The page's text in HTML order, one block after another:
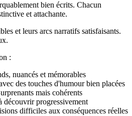
bien écrits. Chacun
et attachante.
et leurs arcs narratifs satisfaisants.
:
nuancés et mémorables
des touches d'humour bien placées
mais cohérents
découvrir progressivement
difficiles aux conséquences réelles